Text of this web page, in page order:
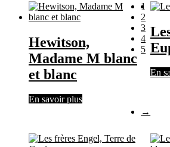
Hewitson,
Madame M blanc
et blanc
En savoir plus
En
1
2
3
4
5
→